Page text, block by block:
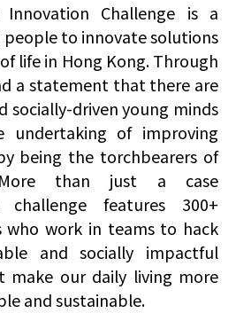
Innovation Challenge is a
to innovate solutions
life in Hong Kong. Through
a statement that there are
socially-driven young minds
of improving
being the torchbearers of
than just a case
features 300+
who work in teams to hack
and socially impactful
make our daily living more
and sustainable.